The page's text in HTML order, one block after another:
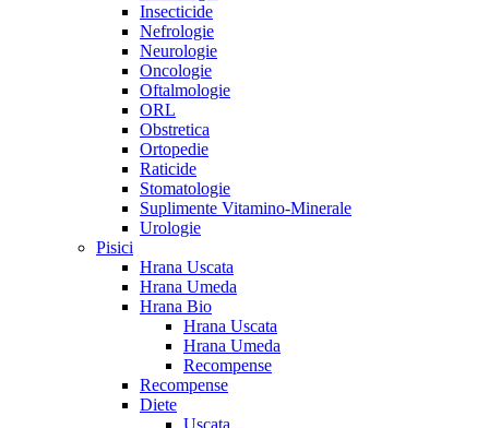
Insecticide
Nefrologie
Neurologie
Oncologie
Oftalmologie
ORL
Obstretica
Ortopedie
Raticide
Stomatologie
Suplimente Vitamino-Minerale
Urologie
Pisici
Hrana Uscata
Hrana Umeda
Hrana Bio
Hrana Uscata
Hrana Umeda
Recompense
Recompense
Diete
Uscata